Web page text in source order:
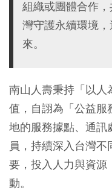
組織或團體合作
灣守護永續環境
來。
南山人壽秉持「以人
值，自詡為「公益服
地的服務據點、通訊
員，持續深入台灣
要，投入人力與資源
動。